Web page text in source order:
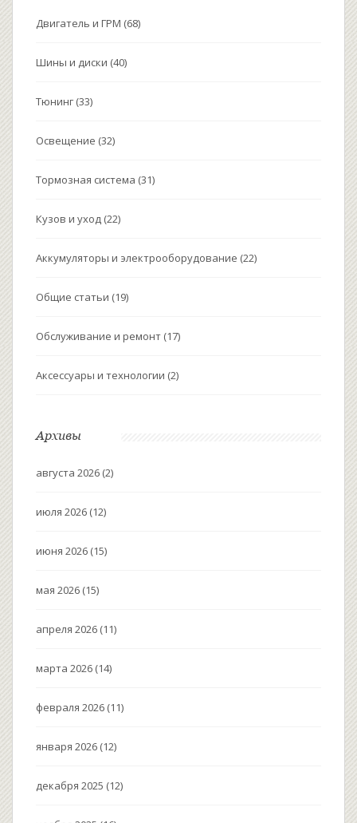
Двигатель и ГРМ (68)
Шины и диски (40)
Тюнинг (33)
Освещение (32)
Тормозная система (31)
Кузов и уход (22)
Аккумуляторы и электрооборудование (22)
Общие статьи (19)
Обслуживание и ремонт (17)
Аксессуары и технологии (2)
Архивы
августа 2026 (2)
июля 2026 (12)
июня 2026 (15)
мая 2026 (15)
апреля 2026 (11)
марта 2026 (14)
февраля 2026 (11)
января 2026 (12)
декабря 2025 (12)